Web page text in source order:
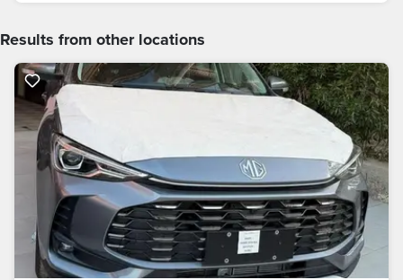
Results from other locations